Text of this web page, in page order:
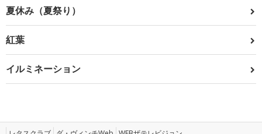
夏休み（夏祭り）
紅葉
イルミネーション